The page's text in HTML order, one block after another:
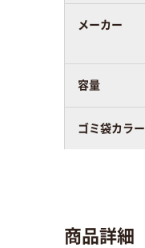
メーカー
容量
ゴミ袋カラー
厚さ
商品詳細